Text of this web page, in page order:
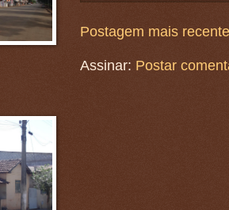
Postagem mais recente
Assinar: Postar